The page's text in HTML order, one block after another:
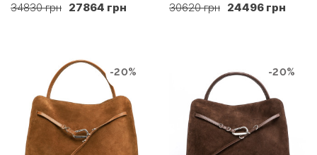
34830 грн 27864 грн 30620 грн 24496 грн
-20% -20%